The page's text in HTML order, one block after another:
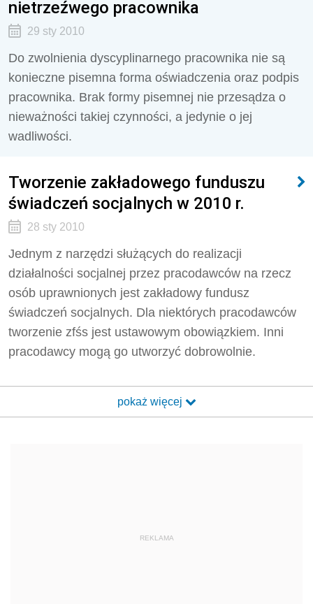
nietrzeźwego pracownika
29 sty 2010
Do zwolnienia dyscyplinarnego pracownika nie są
konieczne pisemna forma oświadczenia oraz podpis
pracownika. Brak formy pisemnej nie przesądza o
nieważności takiej czynności, a jedynie o jej
wadliwości.
Tworzenie zakładowego funduszu
świadczeń socjalnych w 2010 r.
28 sty 2010
Jednym z narzędzi służących do realizacji
działalności socjalnej przez pracodawców na rzecz
osób uprawnionych jest zakładowy fundusz
świadczeń socjalnych. Dla niektórych pracodawców
tworzenie zfśs jest ustawowym obowiązkiem. Inni
pracodawcy mogą go utworzyć dobrowolnie.
pokaż więcej
REKLAMA